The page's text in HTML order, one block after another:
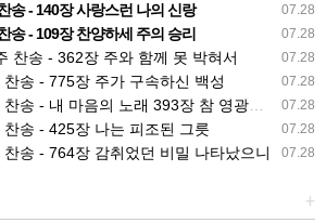
07.28
송 - 140장 사랑스런 나의 신랑
07.28
송 - 109장 찬양하세 주의 승리
07.28
찬송 - 362장 주와 함께 못 박혀서
07.28
송 - 775장 주가 구속하신 백성
07.28
- 내 마음의 노래 393장 참 영광스런 우리 왕
07.28
송 - 425장 나는 피조된 그릇
07.28
송 - 764장 감취었던 비밀 나타났으니
+